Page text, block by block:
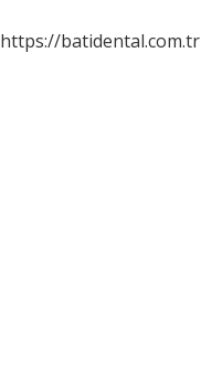
https://batidental.com.tr